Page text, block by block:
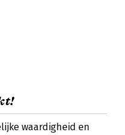
waardigheid en